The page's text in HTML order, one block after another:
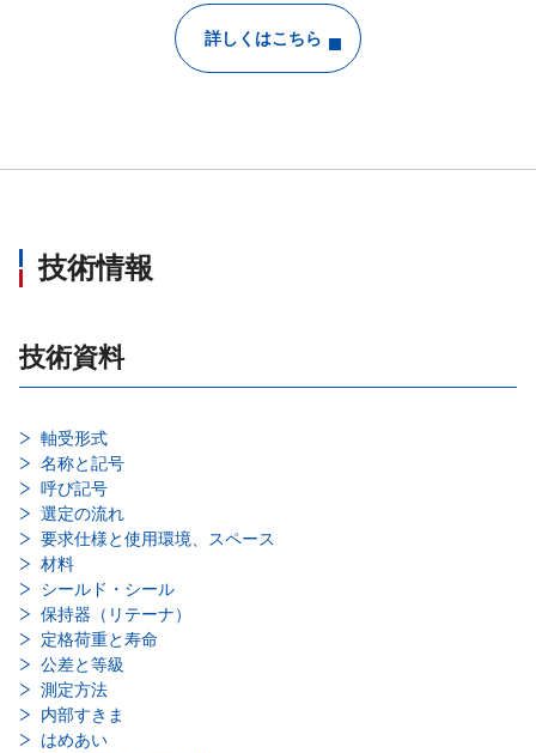
詳しくはこちら
技術情報
技術資料
軸受形式
名称と記号
呼び記号
選定の流れ
要求仕様と使用環境、スペース
材料
シールド・シール
保持器（リテーナ）
定格荷重と寿命
公差と等級
測定方法
内部すきま
はめあい